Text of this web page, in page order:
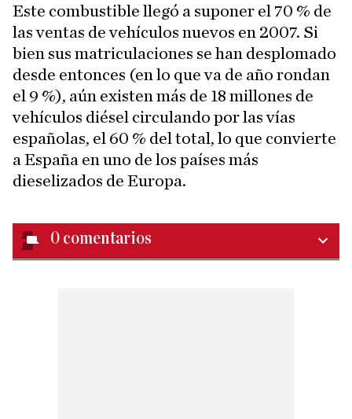
Este combustible llegó a suponer el 70 % de
las ventas de vehículos nuevos en 2007. Si
bien sus matriculaciones se han desplomado
desde entonces (en lo que va de año rondan
el 9 %), aún existen más de 18 millones de
vehículos diésel circulando por las vías
españolas, el 60 % del total, lo que convierte
a España en uno de los países más
dieselizados de Europa.
0 comentarios